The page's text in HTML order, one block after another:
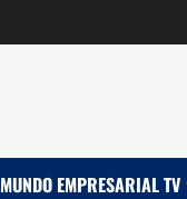
MUNDO EMPRESARIAL TV